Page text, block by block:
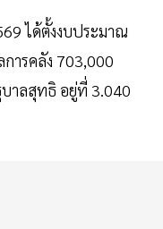
ได้ตั้งงบประมาณ
ารคลัง 703,000
าลสุทธิ อยู่ที่ 3.040